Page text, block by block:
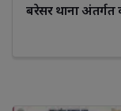
बरेसर थाना अंतर्गत